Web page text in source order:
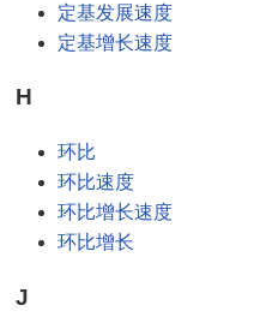
定基发展速度
定基增长速度
H
环比
环比速度
环比增长速度
环比增长
J